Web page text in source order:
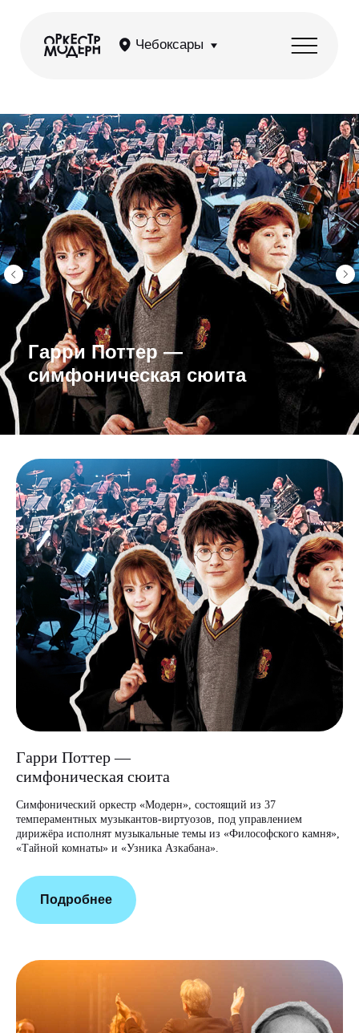
Гарри Поттер —
симфоническая сюита
Гарри Поттер —
симфоническая сюита
Симфонический оркестр «Модерн», состоящий из 37
темпераментных музыкантов-виртуозов, под управлением
дирижёра исполнят музыкальные темы из «Философского камня»,
«Тайной комнаты» и «Узника Азкабана».
Подробнее